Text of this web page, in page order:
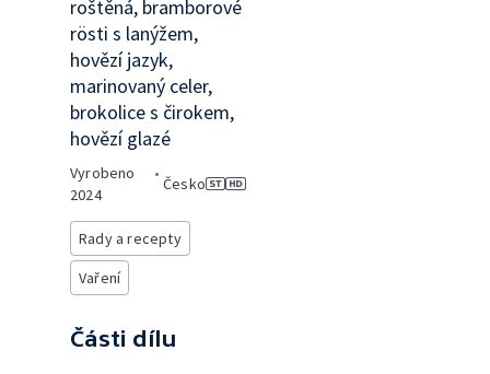
roštěná, bramborové
rösti s lanýžem,
hovězí jazyk,
marinovaný celer,
brokolice s čirokem,
hovězí glazé
Vyrobeno
2024
•
Česko
Rady a recepty
Vaření
Části dílu